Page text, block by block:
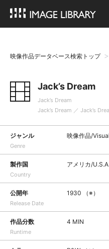
映像作品データベース検索トップ
Jack’s Dream
Jack’s Dream
Jack’s Dream ／ Jack’s
ジャンル
Genre
映像作品/
製作国
Country
アメリカ/
公開年
Release Date
1930 （※）
作品分数
Runtime
4 MIN